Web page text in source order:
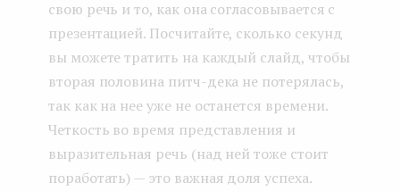
свою речь и то, как она согласовывается с
презентацией. Посчитайте, сколько секунд
вы можете тратить на каждый слайд, чтобы
вторая половина питч-дека не потерялась,
так как на нее уже не останется времени.
Четкость во время представления и
выразительная речь (над ней тоже стоит
поработать) — это важная доля успеха.